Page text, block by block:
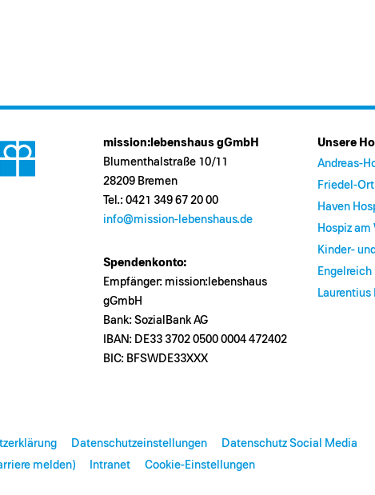
mission:lebenshaus gGmbH
Blumenthalstraße 10/11
28209 Bremen
Tel.: 0421 349 67 20 00
info@mission-lebenshaus.de
Spendenkonto:
Empfänger: mission:lebenshaus
gGmbH
Bank: SozialBank AG
IBAN: DE33 3702 0500 0004 472402
BIC: BFSWDE33XXX
Unsere
Andreas-
Friedel-
Haven
Hospiz
Kinder-
Engelreich
Laurentius
Datenschutzeinstellungen
Datenschutz Social Media
melden) Intranet Cookie-Einstellungen